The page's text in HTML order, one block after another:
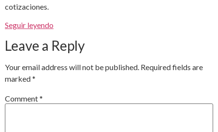
cotizaciones.
Seguir leyendo
Leave a Reply
Your email address will not be published. Required fields are
marked*
Comment*